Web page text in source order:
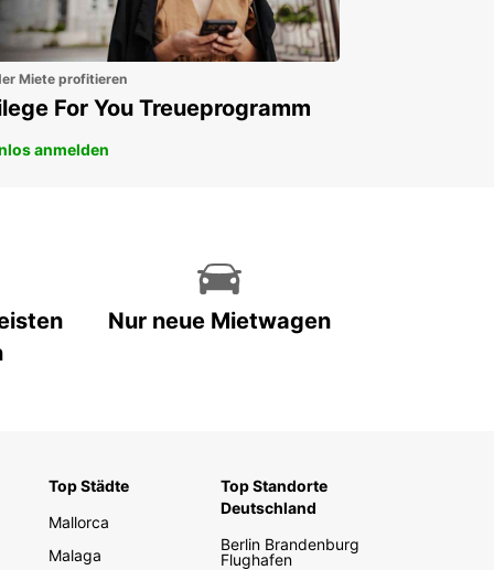
Miete profitieren
For You Treueprogramm
anmelden
Nur neue Mietwagen
Top Städte
Mallorca
Malaga
Top Standorte
Deutschland
Berlin Brandenburg
Flughafen